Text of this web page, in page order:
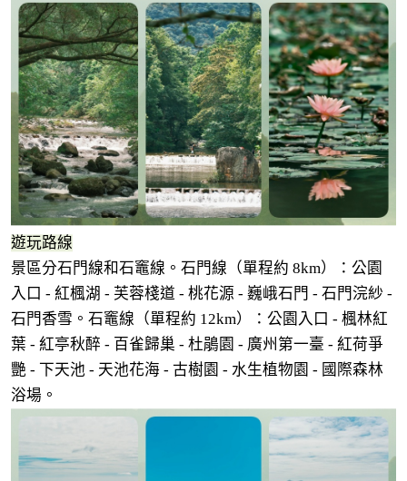
遊玩路線
景區分石門線和石竈線。石門線（單程約 8km）：公園
入口 - 紅楓湖 - 芙蓉棧道 - 桃花源 - 巍峨石門 - 石門浣紗 -
石門香雪。石竈線（單程約 12km）：公園入口 - 楓林紅
葉 - 紅亭秋醉 - 百雀歸巢 - 杜鵑園 - 廣州第一臺 - 紅荷爭
艷 - 下天池 - 天池花海 - 古樹園 - 水生植物園 - 國際森林
浴場。